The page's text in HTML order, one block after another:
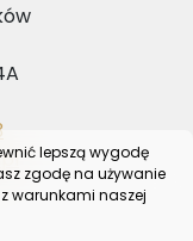
lepszą wygodę
zgodę na używanie
warunkami naszej